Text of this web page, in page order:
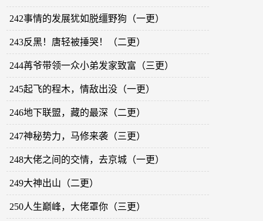
242事情的发展犹如脱缰野狗（一更）
243反黑！唐轻被捶哭！（二更）
244苒爷带领一众小弟发家致富（三更）
245起飞的程木，情敌出没（一更）
246地下联盟，藏的最深（二更）
247神秘势力，马修来袭（三更）
248大佬之间的交情，去京城（一更）
249大神出山（二更）
250人生巅峰，大佬罩你（三更）